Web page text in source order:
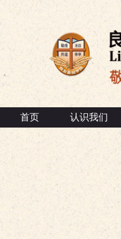
首页 认识我们